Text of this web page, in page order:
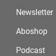
Newsletter
Aboshop
Podcast